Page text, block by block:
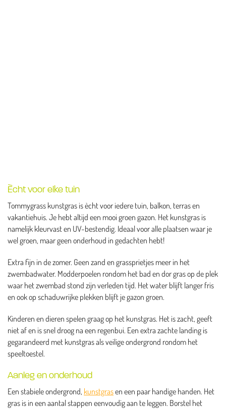
Ècht voor elke tuin
Tommygrass kunstgras is ècht voor iedere tuin, balkon, terras en
vakantiehuis. Je hebt altijd een mooi groen gazon. Het kunstgras is
namelijk kleurvast en UV-bestendig. Ideaal voor alle plaatsen waar je
wel groen, maar geen onderhoud in gedachten hebt!
Extra fijn in de zomer. Geen zand en grassprietjes meer in het
zwembadwater. Modderpoelen rondom het bad en dor gras op de plek
waar het zwembad stond zijn verleden tijd. Het water blijft langer fris
en ook op schaduwrijke plekken blijft je gazon groen.
Kinderen en dieren spelen graag op het kunstgras. Het is zacht, geeft
niet af en is snel droog na een regenbui. Een extra zachte landing is
gegarandeerd met kunstgras als veilige ondergrond rondom het
speeltoestel.
Aanleg en onderhoud
Een stabiele ondergrond, kunstgrasen een paar handige handen. Het
gras is in een aantal stappen eenvoudig aan te leggen. Borstel het